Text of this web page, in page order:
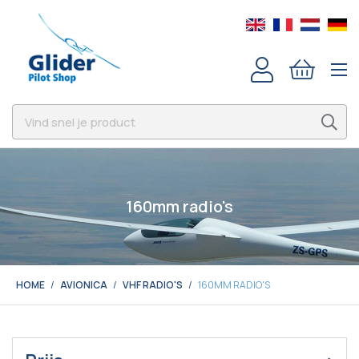
160mm radio's
HOME AVIONICA VHF RADIO'S 160MM RADIO'S